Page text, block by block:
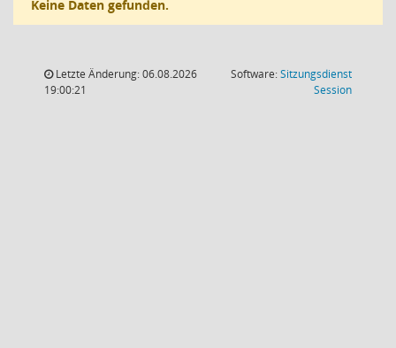
Keine Daten gefunden.
Letzte Änderung: 06.08.2026
19:00:21
Software:Sitzungsdienst
Session(Wird in